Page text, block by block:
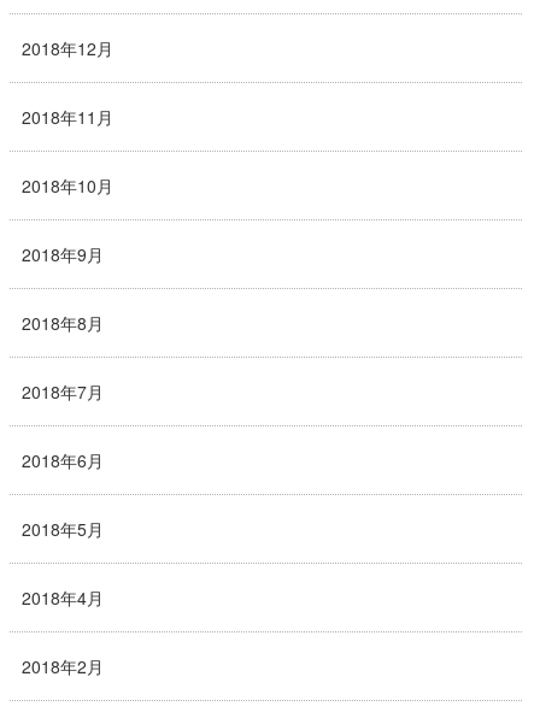
2018年12月
2018年11月
2018年10月
2018年9月
2018年8月
2018年7月
2018年6月
2018年5月
2018年4月
2018年2月